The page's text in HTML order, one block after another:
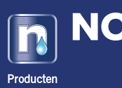
Producten